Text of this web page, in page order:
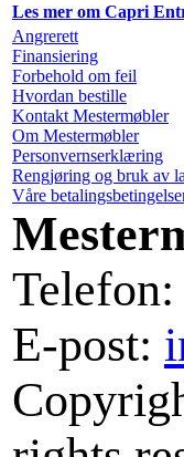
Les mer om Capri
Angrerett
Finansiering
Forbehold om feil
Hvordan bestille
Kontakt Mestermøbler
Om Mestermøbler
Personvernserklæring
Rengjøring og bruk av
Våre
E-post: